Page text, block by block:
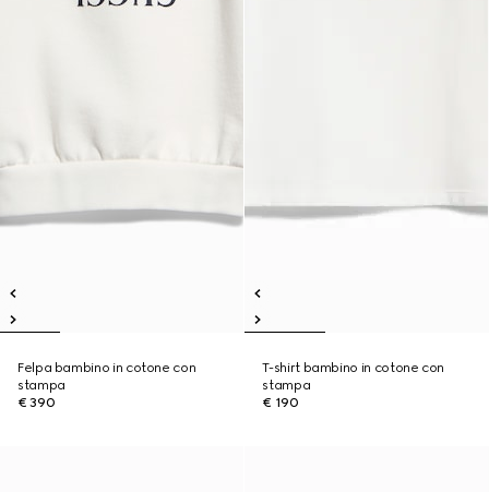
Felpa bambino in cotone con
stampa
€ 390
T-shirt bambino in cotone con
stampa
€ 190